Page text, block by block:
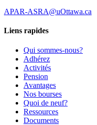
APAR-ASRA@uOttawa.ca
Liens rapides
Qui sommes-nous?
Adhérez
Activités
Pension
Avantages
Nos bourses
Quoi de neuf?
Ressources
Documents